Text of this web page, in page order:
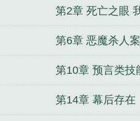
爱锐评的我，成了职业通
，嘎嘎乱杀 雪沉沉 普攻
第2章 死亡之眼
的死亡
第6章 恶魔杀人案
第10章 预言类技
第14章 幕后存在